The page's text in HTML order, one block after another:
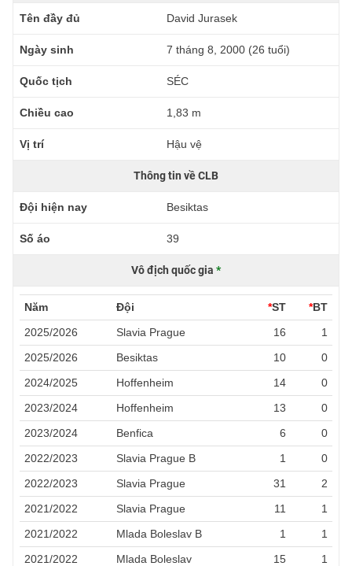
Tên đầy đủ David Jurasek
Ngày sinh 7 tháng 8, 2000 (26 tuổi)
Quốc tịch SÉC
Chiều cao 1,83 m
Vị trí Hậu vệ
Thông tin về CLB
Đội hiện nay Besiktas
Số áo 39
Vô địch quốc gia *
Năm Đội *ST *BT
2025/2026
Slavia Prague 16
1
2025/2026
Besiktas 10
0
2024/2025
Hoffenheim 14
0
2023/2024
Hoffenheim 13
0
2023/2024
Benfica 6
0
2022/2023
Slavia Prague B 1
0
2022/2023
Slavia Prague 31
2
2021/2022
Slavia Prague 11
1
2021/2022
Mlada Boleslav B 1
1
2021/2022
Mlada Boleslav 15
1